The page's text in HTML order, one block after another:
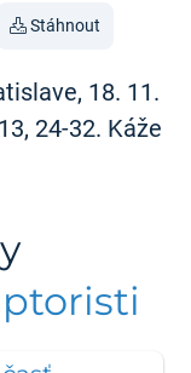
Stáhnout
18. 11.
24-32. Káže